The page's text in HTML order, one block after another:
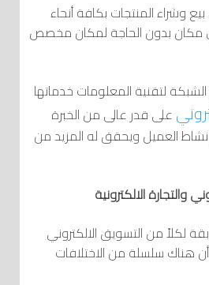
وشراء المنتجات بكافة أنحاء
مكان بدون الحاجة لمكان مخصص
لتقنية المعلومات خدماتها
على قدر عالى من الخبرة
نشاط العميل ويحقق له المزيد من
والتجارة الالكترونية
لكلاً من التسويق الالكتروني
أن هناك سلسلة من الاختلافات